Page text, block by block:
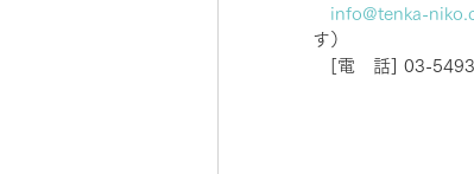
info@tenka-
す）
[電　話] 03-5493-